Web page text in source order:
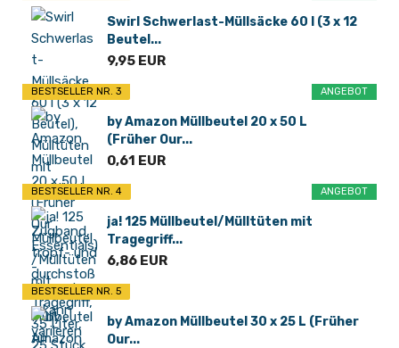
Swirl Schwerlast-Müllsäcke 60 l (3 x 12
Beutel...
9,95 EUR
ANGEBOT
BESTSELLER NR. 3
by Amazon Müllbeutel 20 x 50 L
(Früher Our...
0,61 EUR
ANGEBOT
BESTSELLER NR. 4
ja! 125 Müllbeutel/Mülltüten mit
Tragegriff...
6,86 EUR
BESTSELLER NR. 5
by Amazon Müllbeutel 30 x 25 L (Früher
Our...